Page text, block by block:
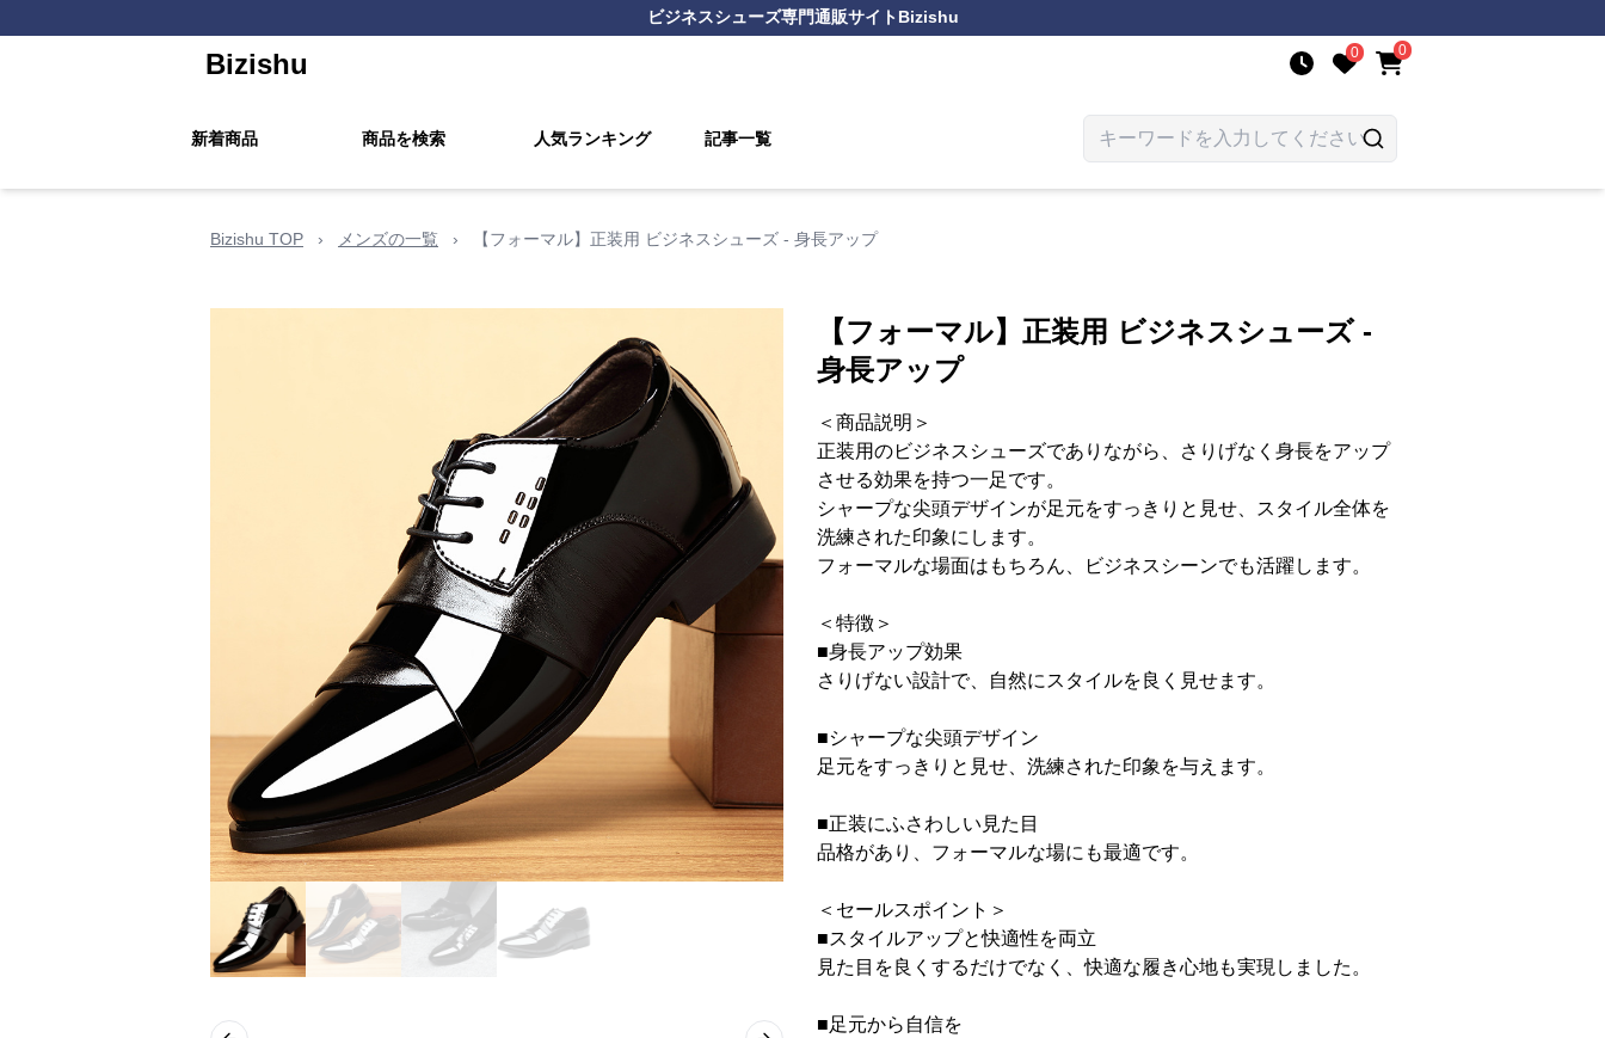
ビジネスシューズ専門通販サイトBizishu
Bizishu 0 0
新着商品 商品を検索 人気ランキング 記事一覧
Bizishu TOP › メンズの一覧 › 【フォーマル】正装用 ビジネスシューズ - 身長アップ
【フォーマル】正装用 ビジネスシューズ -
身長アップ
＜商品説明＞
正装用のビジネスシューズでありながら、さりげなく身長をアップ
させる効果を持つ一足です。
シャープな尖頭デザインが足元をすっきりと見せ、スタイル全体を
洗練された印象にします。
フォーマルな場面はもちろん、ビジネスシーンでも活躍します。
＜特徴＞
■身長アップ効果
さりげない設計で、自然にスタイルを良く見せます。
■シャープな尖頭デザイン
足元をすっきりと見せ、洗練された印象を与えます。
■正装にふさわしい見た目
品格があり、フォーマルな場にも最適です。
＜セールスポイント＞
■スタイルアップと快適性を両立
見た目を良くするだけでなく、快適な履き心地も実現しました。
■足元から自信を